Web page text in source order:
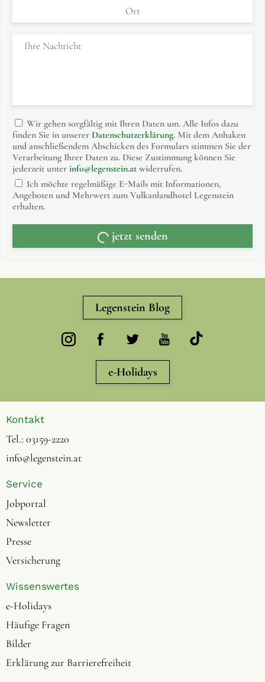
Wir gehen sorgfältig mit Ihren Daten um. Alle Infos dazu
finden Sie in unserer Datenschutzerklärung. Mit dem Anhaken
und anschließendem Abschicken des Formulars stimmen Sie der
Verarbeitung Ihrer Daten zu. Diese Zustimmung können Sie
jederzeit unter info@legenstein.at widerrufen.
Ich möchte regelmäßige E-Mails mit Informationen,
Angeboten und Mehrwert zum Vulkanlandhotel Legenstein
erhalten.
jetzt senden
Legenstein Blog
e-Holidays
Kontakt
Tel.: 03159-2220
info@legenstein.at
Service
Jobportal
Newsletter
Presse
Versicherung
Wissenswertes
e-Holidays
Häufige Fragen
Bilder
Erklärung zur Barrierefreiheit